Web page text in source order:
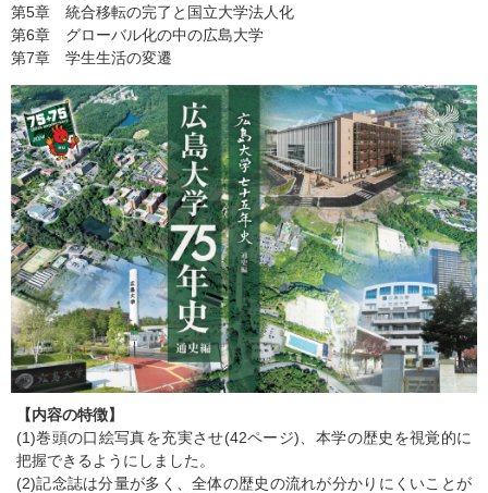
第5章 統合移転の完了と国立大学法人化
第6章 グローバル化の中の広島大学
第7章 学生生活の変遷
【内容の特徴】
(1)巻頭の口絵写真を充実させ(42ページ)、本学の歴史を視覚的に
把握できるようにしました。
(2)記念誌は分量が多く、全体の歴史の流れが分かりにくいことが